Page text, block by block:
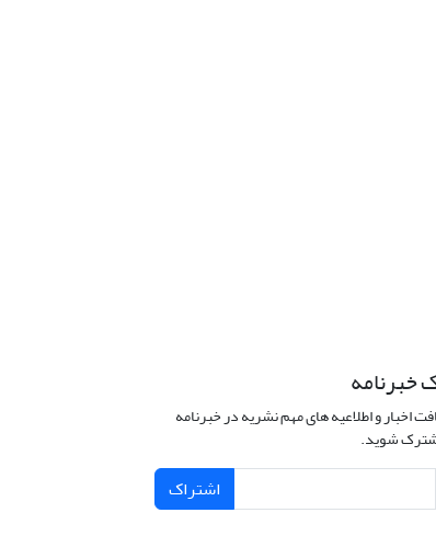
خبرنامه
اخبار و اطلاعیه های مهم نشریه در خبرنامه
شوید.
اشتراک